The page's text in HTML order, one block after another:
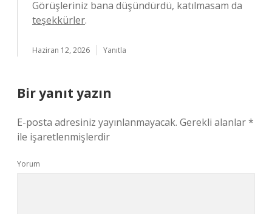
Görüşleriniz bana düşündürdü, katılmasam da
teşekkürler.
Haziran 12, 2026 Yanıtla
Bir yanıt yazın
E-posta adresiniz yayınlanmayacak. Gerekli alanlar*
ile işaretlenmişlerdir
Yorum